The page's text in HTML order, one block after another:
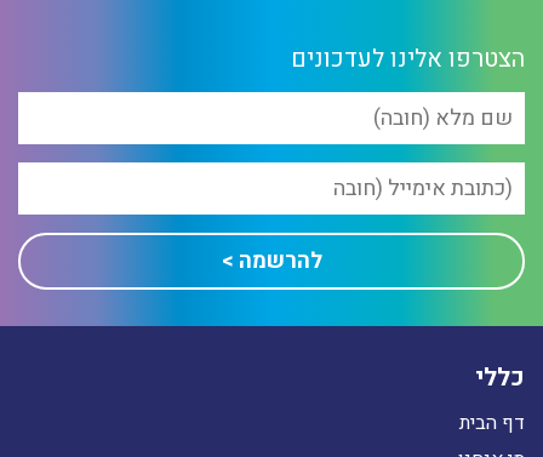
הצטרפו אלינו לעדכונים
כללי
דף הבית